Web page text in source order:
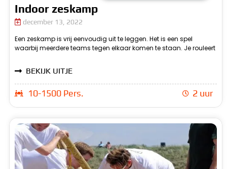
Indoor zeskamp
december 13, 2022
Een zeskamp is vrij eenvoudig uit te leggen. Het is een spel
waarbij meerdere teams tegen elkaar komen te staan. Je rouleert
zolang, tot dat ieder team tegenover elkaar heeft gestaan. Het
heet dan een zeskamp, omdat er dan gebruikt wordt gemaakt
BEKIJK UITJE
10-1500 Pers. 2 uur